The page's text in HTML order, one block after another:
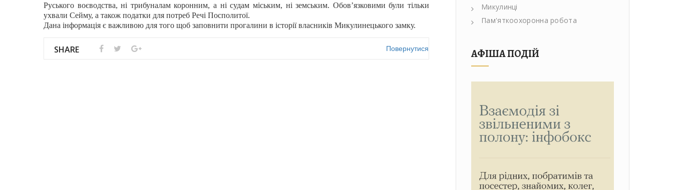
Руського воєводства, ні трибуналам коронним, а ні судам міським, ні земським. Обов’язковими були тільки
ухвали Сейму, а також податки для потреб Речі Посполитої.
Дана інформація є важливою для того щоб заповнити прогалини в історії власників Микулинецького замку.
SHARE Повернутися
Микулинці
Пам'яткоохоронна робота
АФІША ПОДІЙ